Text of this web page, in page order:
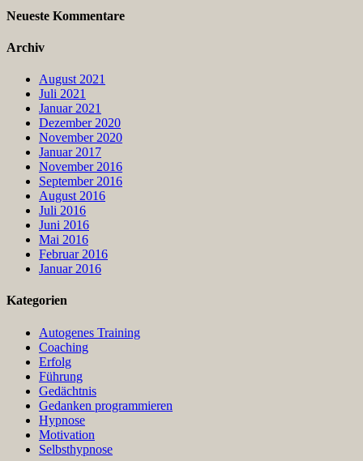
Neueste Kommentare
Archiv
August 2021
Juli 2021
Januar 2021
Dezember 2020
November 2020
Januar 2017
November 2016
September 2016
August 2016
Juli 2016
Juni 2016
Mai 2016
Februar 2016
Januar 2016
Kategorien
Autogenes Training
Coaching
Erfolg
Führung
Gedächtnis
Gedanken programmieren
Hypnose
Motivation
Selbsthypnose